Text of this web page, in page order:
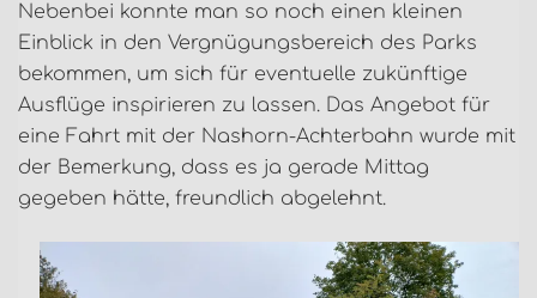
Nebenbei konnte man so noch einen kleinen
Einblick in den Vergnügungsbereich des Parks
bekommen, um sich für eventuelle zukünftige
Ausflüge inspirieren zu lassen. Das Angebot für
eine Fahrt mit der Nashorn-Achterbahn wurde mit
der Bemerkung, dass es ja gerade Mittag
gegeben hätte, freundlich abgelehnt.